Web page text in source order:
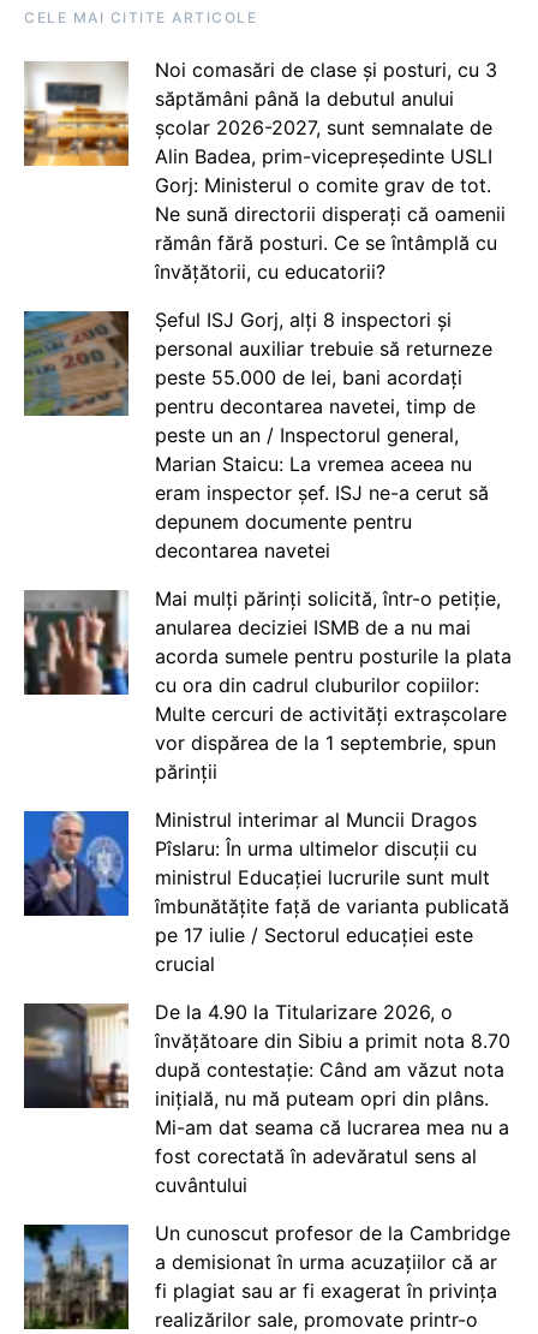
CELE MAI CITITE ARTICOLE
Noi comasări de clase și posturi, cu 3
săptămâni până la debutul anului
școlar 2026-2027, sunt semnalate de
Alin Badea, prim-vicepreședinte USLI
Gorj: Ministerul o comite grav de tot.
Ne sună directorii disperați că oamenii
rămân fără posturi. Ce se întâmplă cu
învățătorii, cu educatorii?
Șeful ISJ Gorj, alți 8 inspectori și
personal auxiliar trebuie să returneze
peste 55.000 de lei, bani acordați
pentru decontarea navetei, timp de
peste un an / Inspectorul general,
Marian Staicu: La vremea aceea nu
eram inspector șef. ISJ ne-a cerut să
depunem documente pentru
decontarea navetei
Mai mulți părinți solicită, într-o petiție,
anularea deciziei ISMB de a nu mai
acorda sumele pentru posturile la plata
cu ora din cadrul cluburilor copiilor:
Multe cercuri de activități extrașcolare
vor dispărea de la 1 septembrie, spun
părinții
Ministrul interimar al Muncii Dragos
Pîslaru: În urma ultimelor discuții cu
ministrul Educației lucrurile sunt mult
îmbunătățite față de varianta publicată
pe 17 iulie / Sectorul educației este
crucial
De la 4.90 la Titularizare 2026, o
învățătoare din Sibiu a primit nota 8.70
după contestație: Când am văzut nota
inițială, nu mă puteam opri din plâns.
Mi-am dat seama că lucrarea mea nu a
fost corectată în adevăratul sens al
cuvântului
Un cunoscut profesor de la Cambridge
a demisionat în urma acuzațiilor că ar
fi plagiat sau ar fi exagerat în privința
realizărilor sale, promovate printr-o